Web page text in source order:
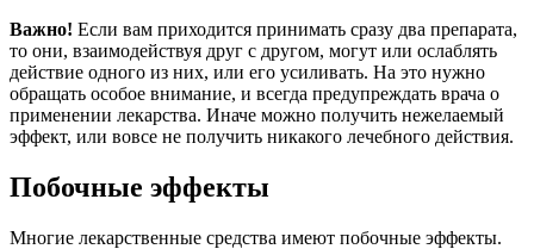
Важно! Если вам приходится принимать сразу два препарата,
то они, взаимодействуя друг с другом, могут или ослаблять
действие одного из них, или его усиливать. На это нужно
обращать особое внимание, и всегда предупреждать врача о
применении лекарства. Иначе можно получить нежелаемый
эффект, или вовсе не получить никакого лечебного действия.
Побочные эффекты
Многие лекарственные средства имеют побочные эффекты.